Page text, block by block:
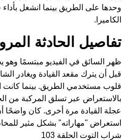
وحدها على الطريق بينما انشغل
الكاميرا.
تفاصيل الحادثة
ظهر السائق في الفيديو مبتسمًا وهو
قبل أن يترك مقعد القيادة ويغادر
قلوب مستخدمي الطريق. بينما كانت
بالاستعراض عبر تسلق المركبة من
عجلة القيادة مرة أخرى. كان واضحًا
استعراض "مهاراته" بشكل مثير
شراب التوت الحلقة 103